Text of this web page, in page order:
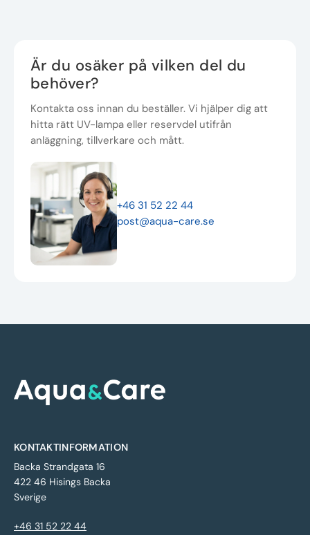
Är du osäker på vilken del du
behöver?
Kontakta oss innan du beställer. Vi hjälper dig att
hitta rätt UV-lampa eller reservdel utifrån
anläggning, tillverkare och mått.
+46 31 52 22 44
post@aqua-care.se
KONTAKTINFORMATION
Backa Strandgata 16
422 46 Hisings Backa
Sverige
+46 31 52 22 44